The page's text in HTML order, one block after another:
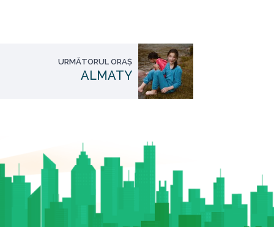
URMĂTORUL ORAȘ
ALMATY